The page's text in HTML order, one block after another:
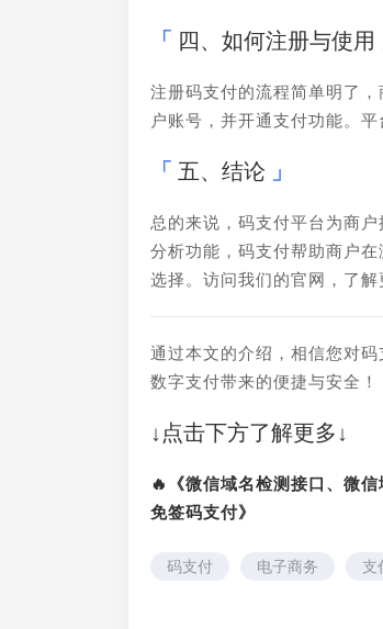
四、如何注册与使用
注册码支付的流程简单明了
户账号，并开通支付功能。
五、结论
总的来说，码支付平台为商
分析功能，码支付帮助商户
选择。访问我们的官网，了
通过本文的介绍，相信您对
数字支付带来的便捷与安全！
↓点击下方了解更多↓
🔥《微信域名检测接口、微
免签码支付》
码支付 电子商务 支